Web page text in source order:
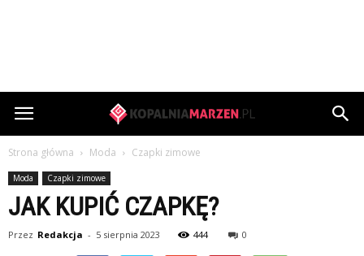
KopalniaMarzen.pl
Strona główna Moda Czapki zimowe
Moda Czapki zimowe
JAK KUPIĆ CZAPKĘ?
Przez Redakcja - 5 sierpnia 2023 444 0